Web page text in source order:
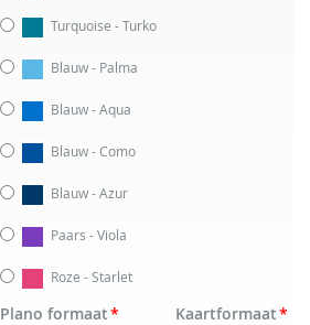
Turquoise - Turko
Blauw - Palma
Blauw - Aqua
Blauw - Como
Blauw - Azur
Paars - Viola
Roze - Starlet
Plano formaat Kaartformaat